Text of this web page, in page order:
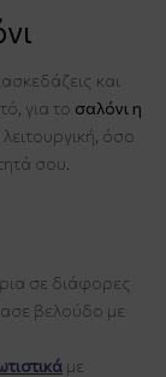
και
για το σαλόνι η
όσο
σου.
σε διάφορες
βελούδο με
με